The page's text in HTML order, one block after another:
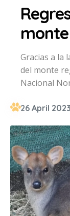
Gracias a la
del monte
Nacional
26 April